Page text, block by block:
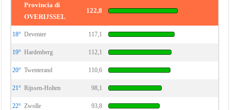
Provincia di
OVERIJSSEL
122,8
18° Deventer 117,1
19° Hardenberg 112,1
20° Twenterand 110,6
21° Rijssen-Holten 98,1
22° Zwolle 93,8